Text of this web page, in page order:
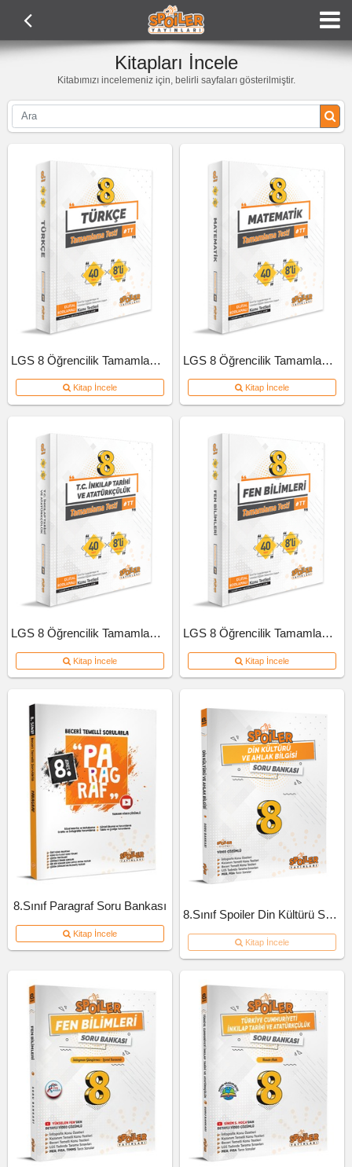
Kitapları İncele
Kitabımızı incelemeniz için, belirli sayfaları gösterilmiştir.
LGS 8 Öğrencilik Tamamlama Testi Türkçe
Kitap İncele
LGS 8 Öğrencilik Tamamlama Testi Matematik
Kitap İncele
LGS 8 Öğrencilik Tamamlama Testi İnkılap Tarihi Ve Atatürkçülük
Kitap İncele
LGS 8 Öğrencilik Tamamlama Testi Fen Bilimleri
Kitap İncele
8.Sınıf Paragraf Soru Bankası
Kitap İncele
8.Sınıf Spoiler Din Kültürü Soru Bankası
Kitap İncele